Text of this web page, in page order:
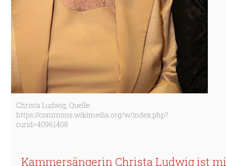
Christa Ludwig, Quelle:
https://commons.wikimedia.org/w/index.php?
curid=40961408
Kammersängerin Christa Ludwig ist